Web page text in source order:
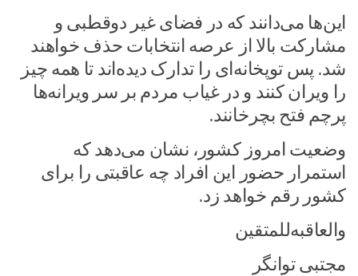
این‌ها می‌دانند که در فضای غیر دوقطبی و
مشارکت بالا از عرصه انتخابات حذف خواهند
شد. پس توپخانه‌ای را تدارک دیده‌اند تا همه چیز
را ویران کنند و در غیاب مردم بر سر ویرانه‌ها
پرچم فتح بچرخانند.
وضعیت امروز کشور، نشان می‌دهد که
استمرار حضور این افراد چه عاقبتی را برای
کشور رقم خواهد زد.
والعاقبه‌للمتقین
مجتبی توانگر